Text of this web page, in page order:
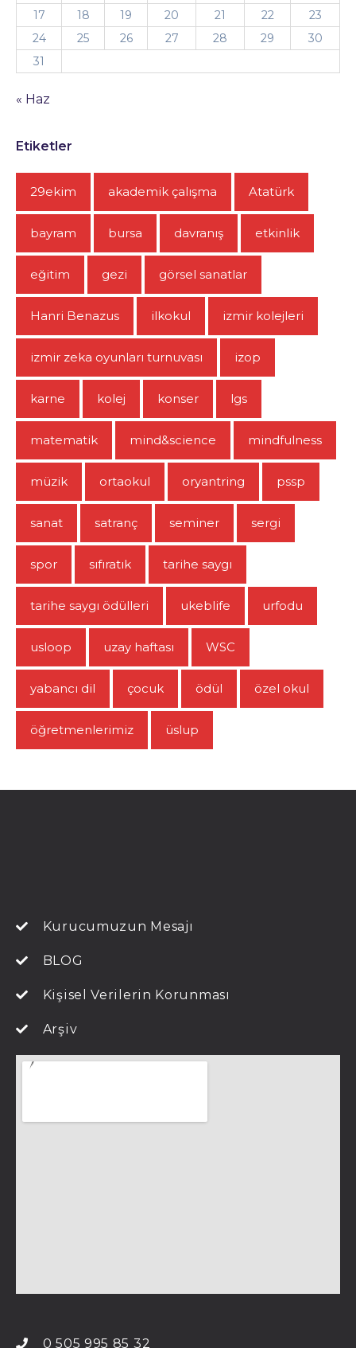
17
18 19 20 21 22
23
24
25 26 27 28 29
30
31
« Haz
Etiketler
29ekim akademik çalışma Atatürk
bayram bursa davranış etkinlik
eğitim gezi görsel sanatlar
Hanri Benazus ilkokul izmir kolejleri
izmir zeka oyunları turnuvası izop
karne kolej konser lgs
matematik mind&science mindfulness
müzik ortaokul oryantring pssp
sanat satranç seminer sergi
spor sıfıratık tarihe saygı
tarihe saygı ödülleri ukeblife urfodu
usloop uzay haftası WSC
yabancı dil çocuk ödül özel okul
öğretmenlerimiz üslup
Kurucumuzun Mesajı
BLOG
Kişisel Verilerin Korunması
Arşiv
0 505 995 85 32